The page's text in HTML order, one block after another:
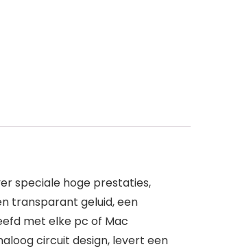
speciale hoge prestaties,
transparant geluid, een
met elke pc of Mac
circuit design, levert een